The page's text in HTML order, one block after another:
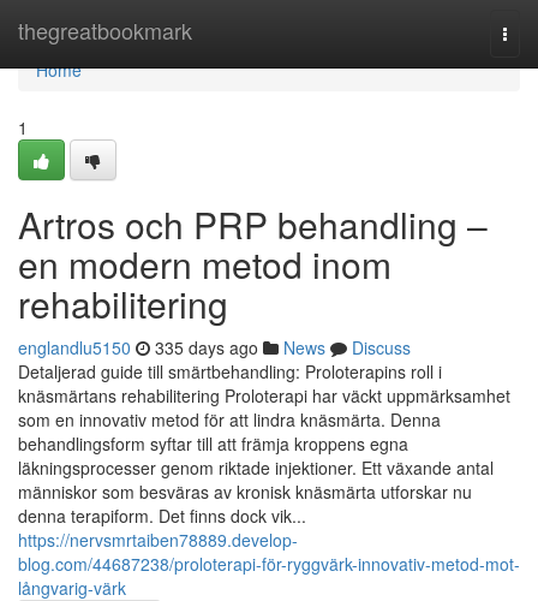
thegreatbookmark
Home
Home
1
Artros och PRP behandling –
en modern metod inom
rehabilitering
englandlu5150 335 days ago News
Discuss
Detaljerad guide till smärtbehandling: Proloterapins roll i
knäsmärtans rehabilitering Proloterapi har väckt uppmärksamhet
som en innovativ metod för att lindra knäsmärta. Denna
behandlingsform syftar till att främja kroppens egna
läkningsprocesser genom riktade injektioner. Ett växande antal
människor som besväras av kronisk knäsmärta utforskar nu
denna terapiform. Det finns dock vik...
https://nervsmrtaiben78889.develop-
blog.com/44687238/proloterapi-för-ryggvärk-innovativ-metod-mot-
långvarig-värk